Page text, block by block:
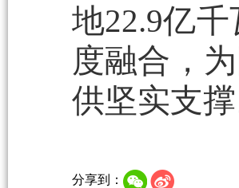
地22.9亿
度融合，
供坚实支撑
分享到：